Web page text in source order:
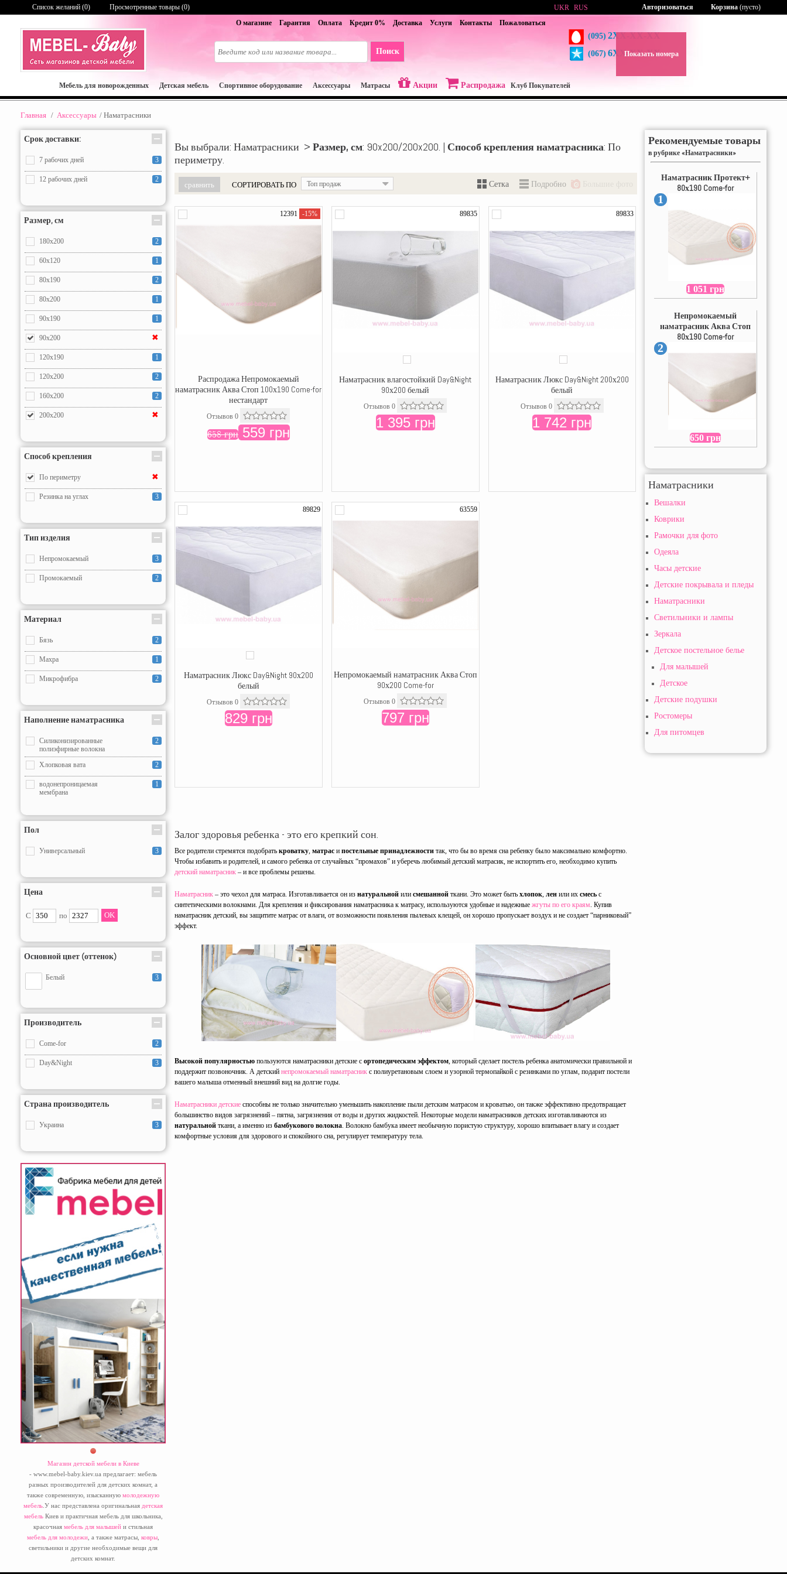
О магазине Гарантия Оплата Кредит 0% Доставка Услуги Контакты Пожаловаться
(095) 2XX-XX-XX
(067) 6XX-XX-XX
Показать номера
UKR RUS
Список желаний (0) Просмотренные товары (0) Корзина (пусто)
Авторизоваться
Мебель для новорожденных Детская мебель Спортивное оборудование Аксессуары Матрасы Акции Распродажа Клуб Покупателей
Главная / Аксессуары / Наматрасники
Срок доставки:
7 рабочих дней 3
12 рабочих дней 2
Размер, см
180х200 2
60x120 1
80x190 2
80x200 1
90x190 1
90x200 ✖
120x190 1
120x200 2
160x200 2
200x200 ✖
Способ крепления
По периметру ✖
Резинка на углах 3
Тип изделия
Непромокаемый 3
Промокаемый 2
Материал
Бязь 2
Махра 1
Микрофибра 2
Наполнение наматрасника
Силиконизированные
полиэфирные волокна
2
Хлопковая вата 2
водонепроницаемая
мембрана
1
Пол
Универсальный 3
Цена
С по
Основной цвет (оттенок)
Белый 3
Производитель
Come-for 2
Day&Night 3
Страна производитель
Украина 3
Магазин детской мебели в Киеве
- www.mebel-baby.kiev.ua предлагает: мебель
разных производителей для детских комнат, а
также современную, изысканную молодежную
мебель .У нас представлена оригинальная детская
мебельКиев и практичная мебель для школьника,
красочная мебель для малышей и стильная
мебель для молодежи , а также матрасы, ковры
светильники и другие необходимые вещи для
детских комнат.
Вы выбрали: Наматрасники > Размер, см: 90x200/200x200. | Способ крепления наматрасника: По
периметру.
СОРТИРОВАТЬ ПО Топ продаж Сетка Подробно
12391 -15%
Распродажа Непромокаемый
наматрасник Аква Стоп 100х190 Come-for
нестандарт
Отзывов 0
658 грн559 грн
89835
Наматрасник влагостойкий Day&Night
90х200 белый
Отзывов 0
1 395 грн
89833
Наматрасник Люкс Day&Night 200х200
белый
Отзывов 0
1 742 грн
89829
Наматрасник Люкс Day&Night 90х200
белый
Отзывов 0
829 грн
63559
Непромокаемый наматрасник Аква Стоп
90х200 Come-for
Отзывов 0
797 грн
Залог здоровья ребенка - это его крепкий сон.
Все родители стремятся подобрать кроватку, матрас и постельные принадлежности так, что бы во время сна ребенку было максимально комфортно.
Чтобы избавить и родителей, и самого ребенка от случайных “промахов” и уберечь любимый детский матрасик, не испортить его, необходимо купить
детский наматрасник – и все проблемы решены.
Наматрасник – это чехол для матраса. Изготавливается он из натуральной или смешанной ткани. Это может быть хлопок, лен или их смесь с
синтетическими волокнами. Для крепления и фиксирования наматрасника к матрасу, используются удобные и надежные жгуты по его краям. Купив
наматрасник детский, вы защитите матрас от влаги, от возможности появления пылевых клещей, он хорошо пропускает воздух и не создает “парниковый”
эффект.
Высокой популярностью пользуются наматрасники детские с ортопедическим эффектом, который сделает постель ребенка анатомически правильной и
поддержит позвоночник. А детский непромокаемый наматрасник с полиуретановым слоем и узорной термопайкой с резинками по углам, подарит постели
вашего малыша отменный внешний вид на долгие годы.
Наматрасники детские способны не только значительно уменьшить накопление пыли детским матрасом и кроватью, он также эффективно предотвращает
большинство видов загрязнений – пятна, загрязнения от воды и других жидкостей. Некоторые модели наматрасников детских изготавливаются из
натуральной ткани, а именно из бамбукового волокна. Волокно бамбука имеет необычную пористую структуру, хорошо впитывает влагу и создает
комфортные условия для здорового и спокойного сна, регулирует температуру тела.
Рекомендуемые товары
в рубрике «Наматрасники»
Наматрасник Протект+
80х190 Come-for
1
1 051 грн
Непромокаемый
наматрасник Аква Стоп
80х190 Come-for
2
650 грн
Наматрасники
Вешалки
Коврики
Рамочки для фото
Одеяла
Часы детские
Детские покрывала и пледы
Наматрасники
Светильники и лампы
Зеркала
Детское постельное белье
Для малышей
Детское
Детские подушки
Ростомеры
Для питомцев